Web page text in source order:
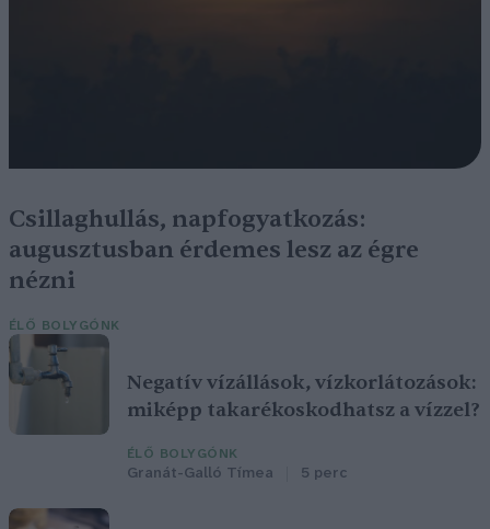
Csillaghullás, napfogyatkozás:
augusztusban érdemes lesz az égre
nézni
ÉLŐ BOLYGÓNK
Negatív vízállások, vízkorlátozások:
miképp takarékoskodhatsz a vízzel?
ÉLŐ BOLYGÓNK
Granát-Galló Tímea 5 perc